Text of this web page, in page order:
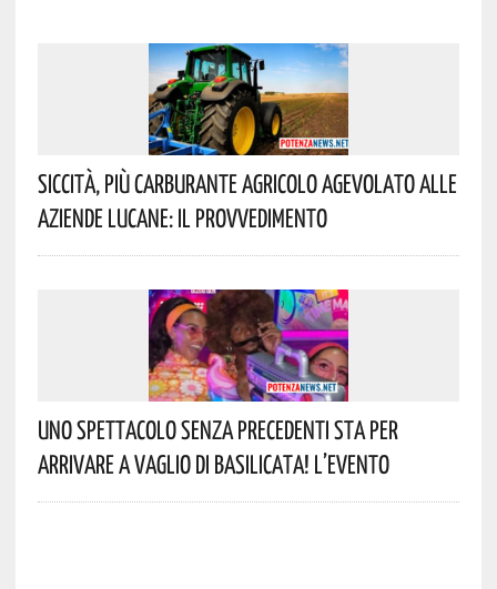
Siccità, Più Carburante Agricolo Agevolato Alle
Aziende Lucane: Il Provvedimento
Uno Spettacolo Senza Precedenti Sta Per
Arrivare A Vaglio Di Basilicata! L’evento